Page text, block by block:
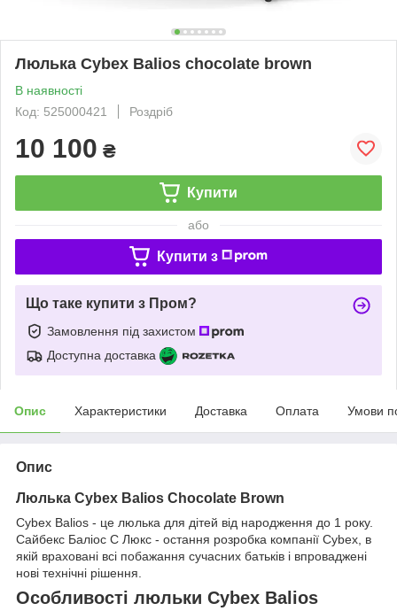
Люлька Cybex Balios chocolate brown
В наявності
Код: 525000421
Роздріб
10 100 ₴
Купити
або
Купити з
Що таке купити з Пром?
Замовлення під захистом
Доступна доставка
Опис Характеристики Доставка Оплата Умови
Опис
Люлька Cybex Balios C hocolate Brown
Cybex Balios - це люлька для дітей від народження до 1 року.
Сайбекс Баліос С Люкс - остання розробка компанії Cybex, в
якій враховані всі побажання сучасних батьків і впроваджені
нові технічні рішення.
Особливості люльки Cybex Balios